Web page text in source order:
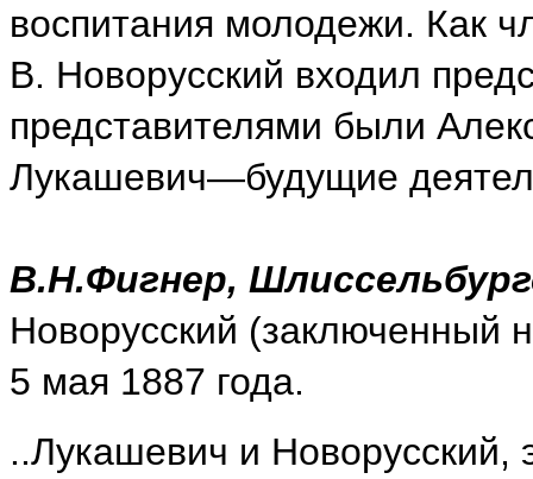
воспитания молодежи. Как
В. Новорусский входил
представителями были
Лукашевич—будущие
В.Н.Фигнер,
Новорусский (заключенный
5 мая 1887 года.
..Лукашевич и Новорусский,